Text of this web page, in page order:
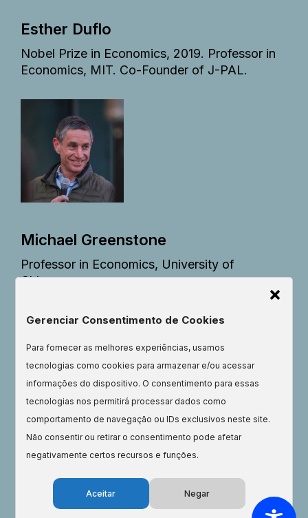
Esther Duflo
Nobel Prize in Economics, 2019. Professor in
Economics, MIT. Co-Founder of J-PAL.
Michael Greenstone
Professor in Economics, University of
Chicago.
A F.A.I.R. change. A new hope for
our planet. The time is now.
Gerenciar Consentimento de Cookies
Para fornecer as melhores experiências, usamos
tecnologias como cookies para armazenar e/ou acessar
informações do dispositivo. O consentimento para essas
tecnologias nos permitirá processar dados como
comportamento de navegação ou IDs exclusivos neste site.
Não consentir ou retirar o consentimento pode afetar
negativamente certos recursos e funções.
Aceitar Negar